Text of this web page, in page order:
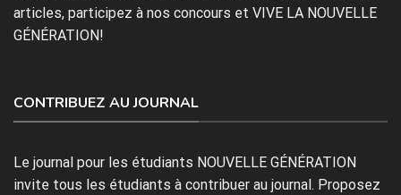
articles, participez à nos concours et VIVE LA NOUVELLE
GÉNÉRATION!
CONTRIBUEZ AU JOURNAL
Le journal pour les étudiants NOUVELLE GÉNÉRATION
invite tous les étudiants à contribuer au journal. Proposez